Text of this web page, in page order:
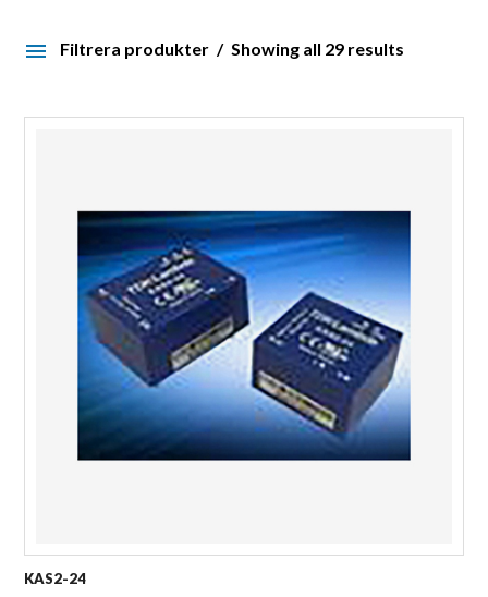
Filtrera produkter Showing all 29 results
KAS2-24